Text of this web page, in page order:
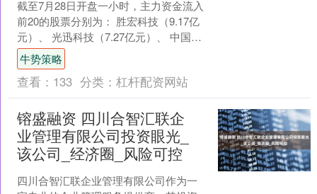
截至7月28日开盘一小时，主力资金流入
前20的股票分别为： 胜宏科技（9.17亿
元）、 光迅科技（7.27亿元）、 中国平
安（5.13亿元）、 建设工业（4.3....
牛势策略
查看： 133 分类： 杠杆配资网站
镕盛融资 四川合智汇联企
业管理有限公司投资眼光_
该公司_经济圈_风险可控
四川合智汇联企业管理有限公司作为一